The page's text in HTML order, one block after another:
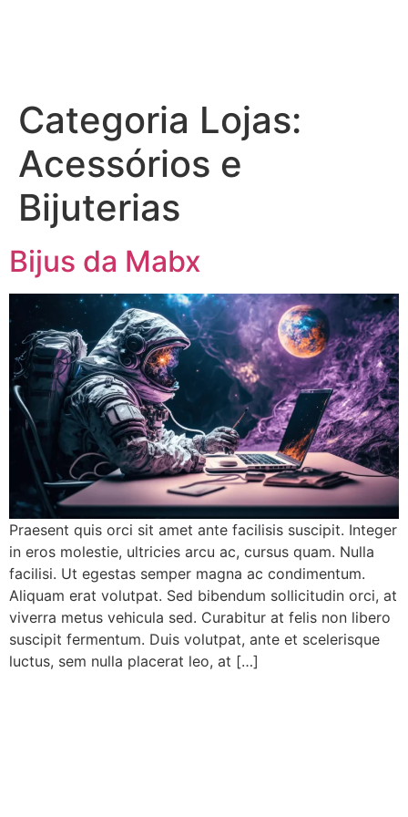
Categoria Lojas:
Acessórios e
Bijuterias
Bijus da Mabx
Praesent quis orci sit amet ante facilisis suscipit. Integer
in eros molestie, ultricies arcu ac, cursus quam. Nulla
facilisi. Ut egestas semper magna ac condimentum.
Aliquam erat volutpat. Sed bibendum sollicitudin orci, at
viverra metus vehicula sed. Curabitur at felis non libero
suscipit fermentum. Duis volutpat, ante et scelerisque
luctus, sem nulla placerat leo, at […]